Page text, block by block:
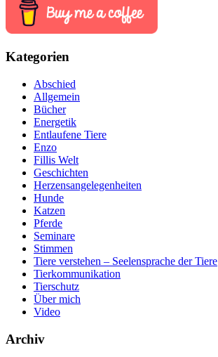
Kategorien
Abschied
Allgemein
Bücher
Energetik
Entlaufene Tiere
Enzo
Fillis Welt
Geschichten
Herzensangelegenheiten
Hunde
Katzen
Pferde
Seminare
Stimmen
Tiere verstehen – Seelensprache der Tiere
Tierkommunikation
Tierschutz
Über mich
Video
Archiv